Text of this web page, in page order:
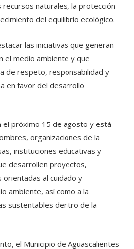
recursos naturales, la protección
del equilibrio ecológico.
las iniciativas que generan
el medio ambiente y que
de respeto, responsabilidad y
en favor del desarrollo
el próximo 15 de agosto y está
organizaciones de la
instituciones educativas y
desarrollen proyectos,
orientadas al cuidado y
ambiente, así como a la
sustentables dentro de la
el Municipio de Aguascalientes